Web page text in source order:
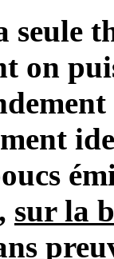
seule
on
sur la